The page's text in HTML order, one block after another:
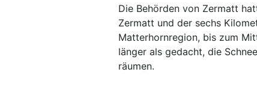
Die Behörden von Zermatt
Zermatt und der sechs
Matterhornregion, bis zum
länger als gedacht, die
räumen.